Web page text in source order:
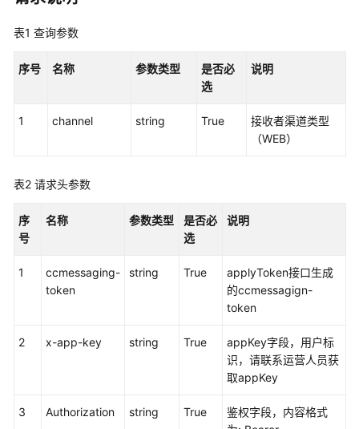
发
入
VOIP
频
接
入
表1 查询参数
序号 名称 参数类型
是否必
选
说明
1 channel string True
接收者渠道类型
（WEB）
表2 请求头参数
序
号
名称 参数类型
是否必
选
说明
1
ccmessaging-
token
string True
applyToken接口生成
的ccmessagign-
token
2 x-app-key string True
appKey字段，用户标
识，请联系运营人员获
取appKey
3 Authorization string True
鉴权字段，内容格式